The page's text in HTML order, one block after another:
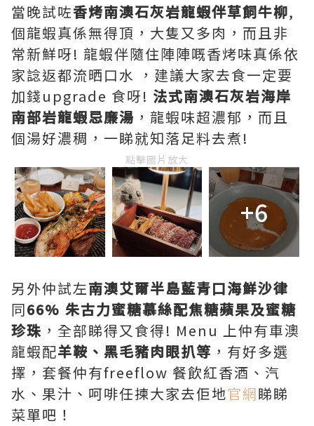
當晚試咗香烤南澳石灰岩龍蝦伴草飼牛柳,
個龍蝦真係無得頂，大隻又多肉，而且非
常新鮮呀! 龍蝦伴隨住陣陣嘅香烤味真係依
家諗返都流晒口水 ，建議大家去食一定要
加錢upgrade 食呀! 法式南澳石灰岩海岸
南部岩龍蝦忌廉湯 ，龍蝦味超濃郁，而且
個湯好濃稠，一睇就知落足料去煮!
點擊圖片放大
+6
另外仲試左南澳艾爾半島藍青口海鮮沙律
同66% 朱古力蜜糖慕絲配焦糖蘋果及蜜糖
珍珠 ，全部睇得又食得! Menu 上仲有車澳
龍蝦配羊鞍、黑毛豬肉眼扒等 ，有好多選
擇，套餐仲有freeflow 餐飲紅香酒、汽
水、果汁、呵啡任揀大家去佢地官網睇睇
菜單吧！